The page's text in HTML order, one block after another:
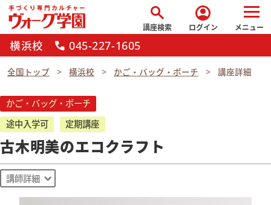
search
講座検索
account_circle
ログイン メニュー
横浜校 call 045-227-1605
全国トップ 横浜校 かご・バッグ・ポーチ 講座詳細
かご・バッグ・ポーチ
途中入学可
定期講座
古木明美のエコクラフト
講師詳細